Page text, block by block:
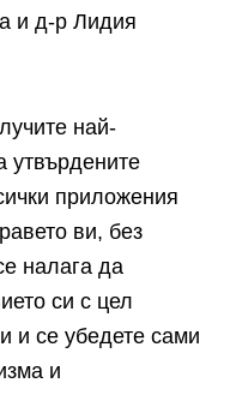
и д-р Лидия
най-
утвърдените
приложения
ви, без
налага да
си с цел
и се убедете сами
и